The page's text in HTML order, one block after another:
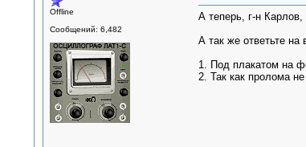
Offline
Сообщений: 6,482
А теперь, г-н Карлов,
А так же ответьте на
1. Под плакатом на
2. Так как пролома